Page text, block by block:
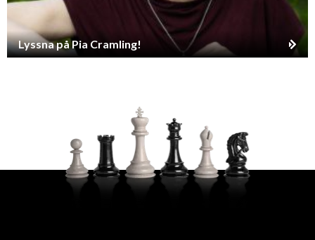
Lyssna på Pia Cramling!